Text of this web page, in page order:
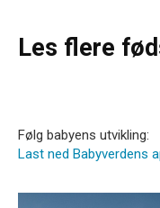
Les flere
Følg babyens utvikling:
Last ned Babyverdens